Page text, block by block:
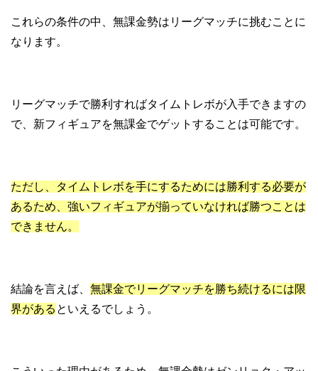
これらの条件の中、無課金勢はリーグマッチに挑むことに
なります。
リーグマッチで勝利すればタイムトレボが入手できますの
で、新フィギュアを無課金でゲットすることは可能です。
ただし、タイムトレボを手にするためには勝利する必要が
あるため、強いフィギュアが揃っていなければ勝つことは
できません。
結論を言えば、 無課金でリーグマッチを勝ち続けるには限
界がある といえるでしょう。